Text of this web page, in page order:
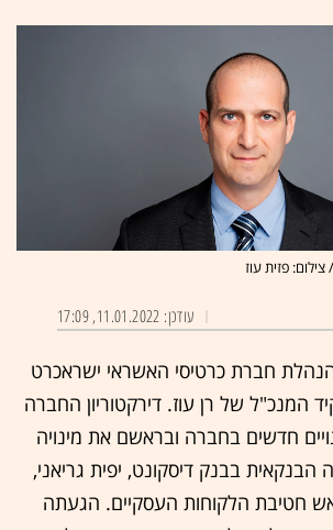
פזית עוז
עודכן: 11.01.2022, 17:09
חברת כרטיסי האשראי ישראכרט
המנכ"ל של רן עוז. דירקטוריון החברה
חדשים בחברה ובראשם את מינויה
בבנק דיסקונט, יפית גריאני,
חטיבת הלקוחות העסקיים. הגעתה